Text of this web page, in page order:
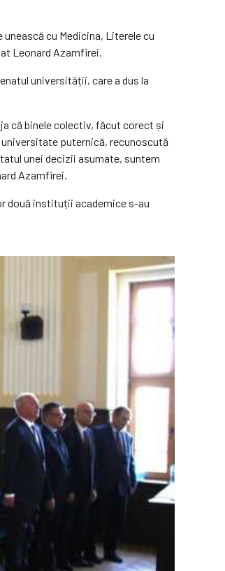
cu Medicina, Literele cu
Leonard Azamfirei.
universității, care a dus la
că binele colectiv, făcut corect și
universitate puternică, recunoscută
unei decizii asumate, suntem
Azamfirei.
două instituții academice s-au